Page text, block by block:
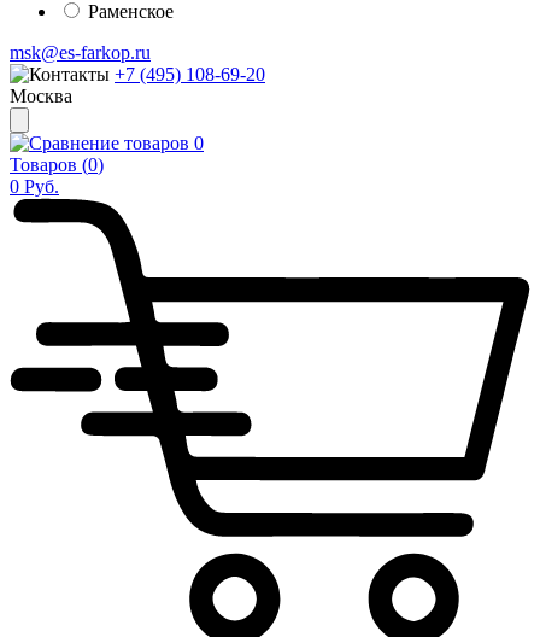
Раменское
msk@es-farkop.ru
+7 (495) 108-69-20
Москва
0
Товаров (0)
0 Руб.